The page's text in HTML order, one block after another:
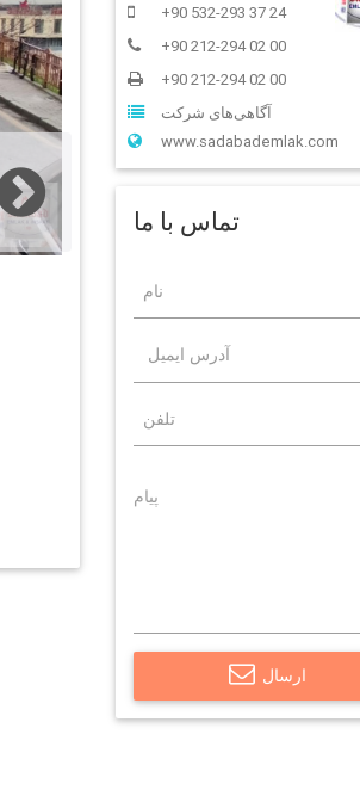
+90 532-293 37 24
+90 212-294 02 00
+90 212-294 02 00
آگاهی‌‌های شرکت
www.sadabademlak.com
تماس با ما
ارسال